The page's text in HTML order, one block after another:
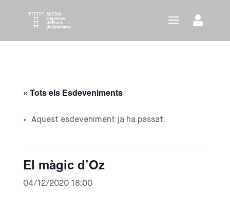
« Tots els Esdeveniments
Aquest esdeveniment ja ha passat.
El màgic d’Oz
04/12/2020 18:00